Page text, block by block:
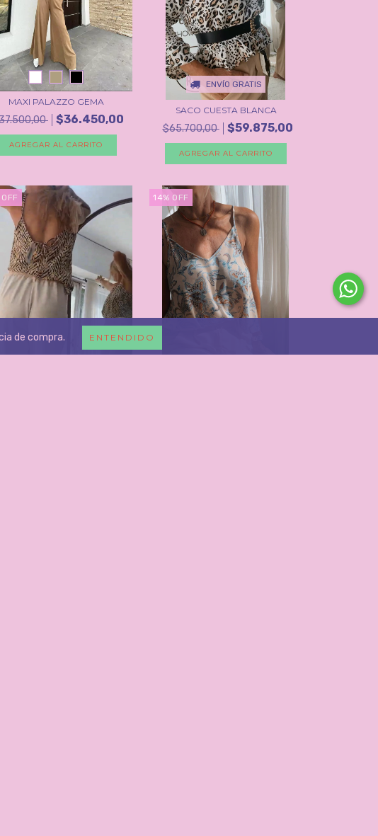
de compra. ENTENDIDO
MAXI PALAZZO GEMA
$36.450,00
AGREGAR AL CARRITO
ENVÍO GRATIS
SACO CUESTA BLANCA
$65.700,00 $59.875,00
AGREGAR AL CARRITO
OFF 14% OFF